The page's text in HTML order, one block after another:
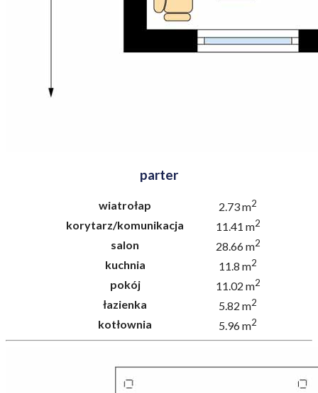
parter
wiatrołap 2.73 m2
korytarz/komunikacja 11.41 m2
salon 28.66 m2
kuchnia 11.8 m2
pokój 11.02 m2
łazienka 5.82 m2
kotłownia 5.96 m2